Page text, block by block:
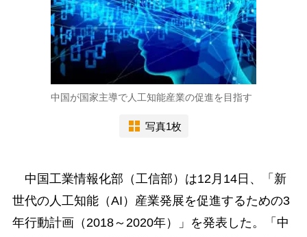
中国が国家主導で人工知能産業の促進を目指す
写真1枚
中国工業情報化部（工信部）は12月14日、「新
世代の人工知能（AI）産業発展を促進するための3
年行動計画（2018～2020年）」を発表した。「中